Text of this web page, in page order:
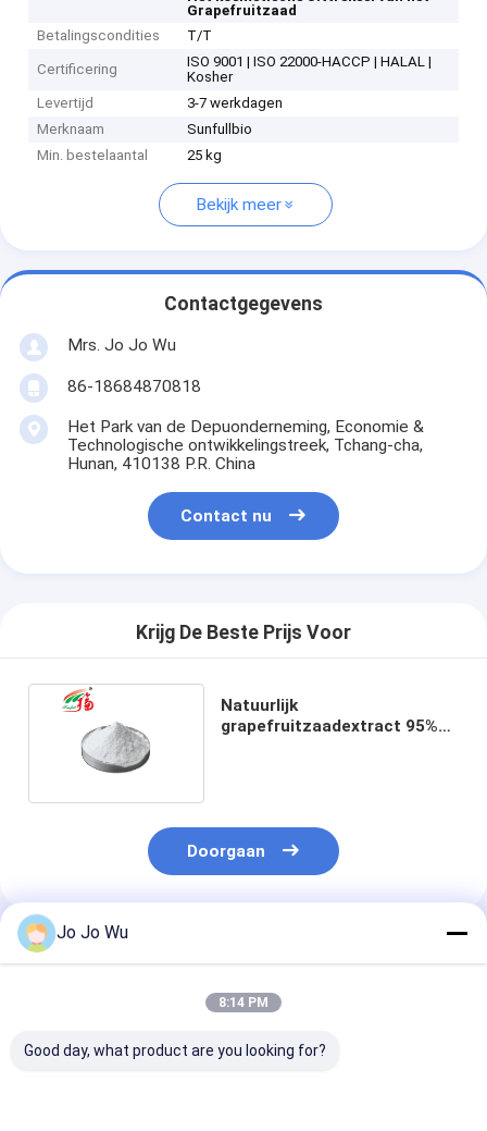
Grapefruitzaad
Betalingscondities
T/T
Certificering
ISO 9001 | ISO 22000-HACCP | HALAL |
Kosher
Levertijd
3-7 werkdagen
Merknaam
Sunfullbio
Min. bestelaantal
25 kg
Bekijk meer
Contactgegevens
Mrs. Jo Jo Wu
86-18684870818
Het Park van de Depuonderneming, Economie &
Technologische ontwikkelingstreek, Tchang-cha,
Hunan, 410138 P.R. China
Contact nu
Krijg De Beste Prijs Voor
Natuurlijk
grapefruitzaadextract 95%
Doorgaan
Geadviseerde Producten
Jo Jo Wu
8:14 PM
Good day, what product are you looking for?